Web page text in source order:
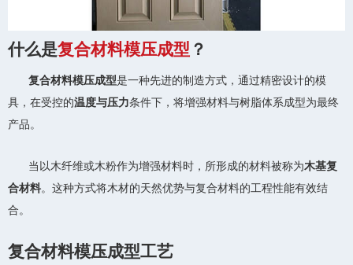
什么是复合材料模压成型 ？
复合材料模压成型是一种先进的制造方式，通过精密设计的模
具，在受控的温度与压力条件下，将增强材料与树脂体系成型为最终
产品。
当以木纤维或木粉作为增强材料时，所形成的材料被称为木基复
合材料。这种方式将木材的天然优势与复合材料的工程性能有效结
合。
复合材料模压成型工艺